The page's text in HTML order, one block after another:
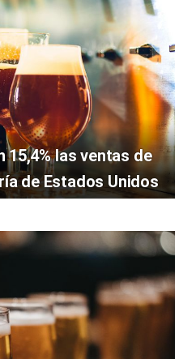
15,4% las ventas de
de Estados Unidos